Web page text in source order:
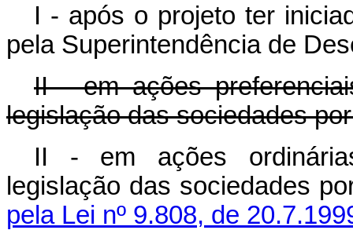
I - após o projeto ter
pela Superintendência de
II - em ações
legislação das sociedades
II - em ações
legislação das
pela Lei nº 9.808, de